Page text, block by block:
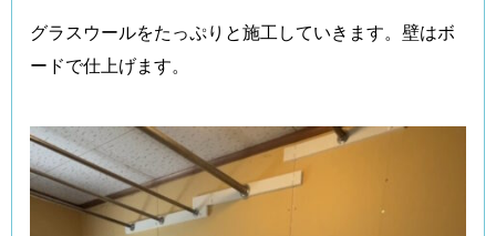
グラスウールをたっぷりと施工していきます。壁はボ
ードで仕上げます。